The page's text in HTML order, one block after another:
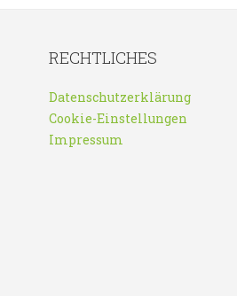
RECHTLICHES
Datenschutzerklärung
Cookie-Einstellungen
Impressum